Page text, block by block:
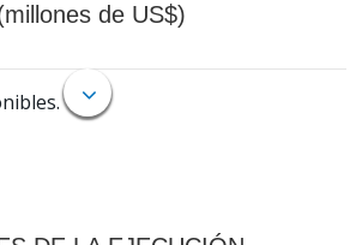
de US$)